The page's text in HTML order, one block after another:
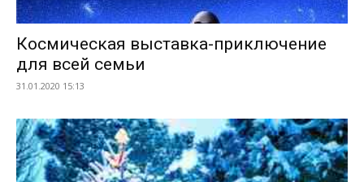
Космическая выставка-приключение
для всей семьи
31.01.2020 15:13